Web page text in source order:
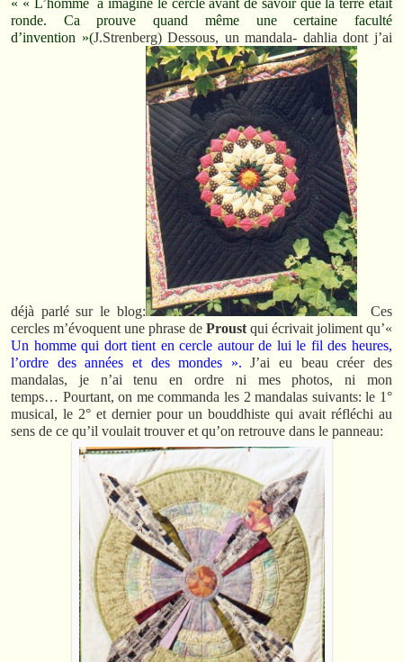
« « L’homme a imaginé le cercle avant de savoir que la terre était
ronde. Ca prouve quand même une certaine faculté
d’invention »(J.Strenberg) Dessous, un mandala- dahlia dont j’ai
déjà parlé sur le blog:
Ces
cercles m’évoquent une phrase de Proust qui écrivait joliment qu’«
Un homme qui dort tient en cercle autour de lui le fil des heures,
l’ordre des années et des mondes ». J’ai eu beau créer des
mandalas, je n’ai tenu en ordre ni mes photos, ni mon
temps… Pourtant, on me commanda les 2 mandalas suivants: le 1°
musical, le 2° et dernier pour un bouddhiste qui avait réfléchi au
sens de ce qu’il voulait trouver et qu’on retrouve dans le panneau: